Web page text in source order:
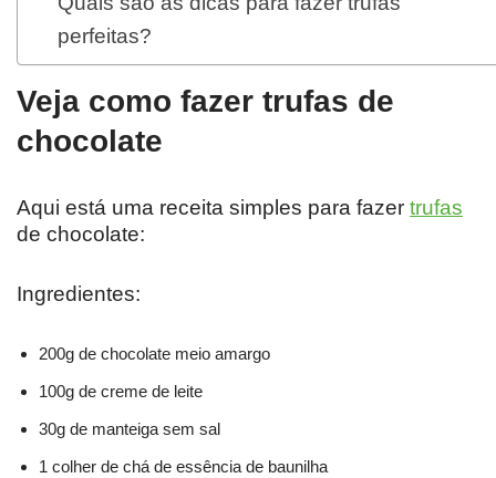
perfeitas?
Veja como fazer trufas de
chocolate
Aqui está uma receita simples para fazer trufas
de chocolate:
Ingredientes:
200g de chocolate meio amargo
100g de creme de leite
30g de manteiga sem sal
1 colher de chá de essência de baunilha